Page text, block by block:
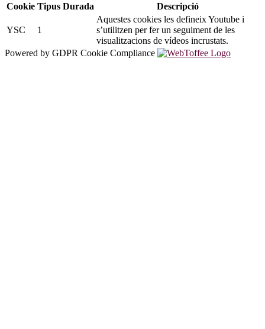
Cookie Tipus Durada Descripció
YSC 1
Aquestes cookies les defineix Youtube i
s’utilitzen per fer un seguiment de les
visualitzacions de vídeos incrustats.
Powered by GDPR Cookie Compliance